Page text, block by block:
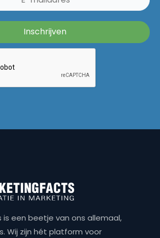
een beetje van ons allemaal,
Wij zijn hét platform voor